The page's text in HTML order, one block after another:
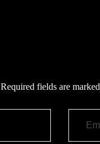
Required fields are marked